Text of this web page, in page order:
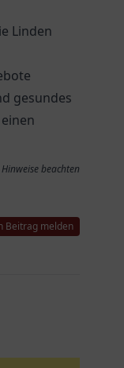
Linden
gesundes
beachten
Beitrag melden